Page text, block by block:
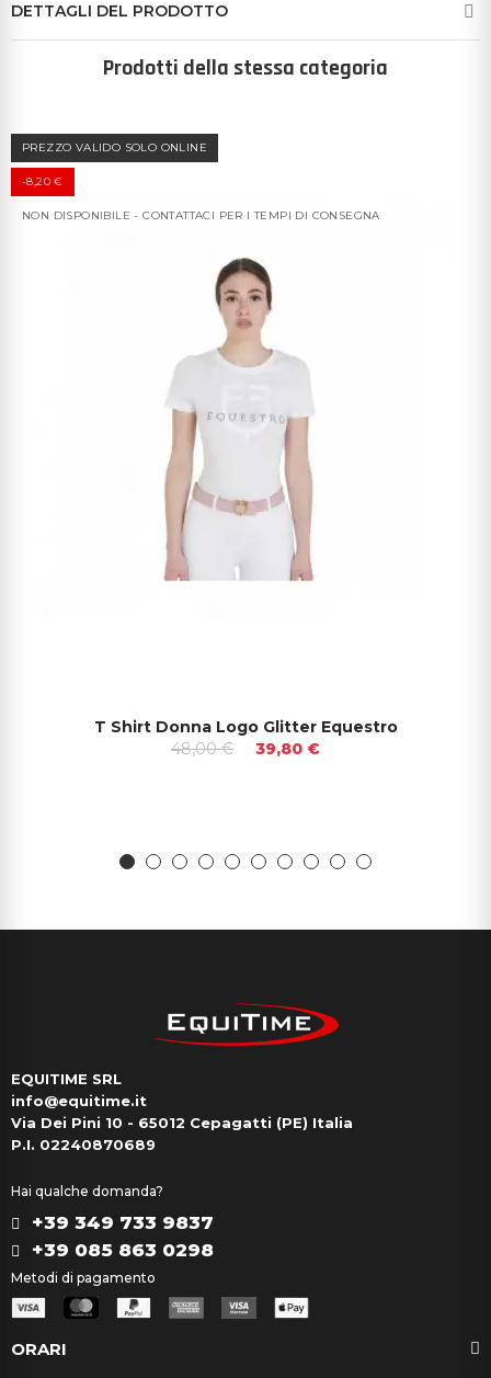
DETTAGLI DEL PRODOTTO
Prodotti della stessa categoria
PREZZO VALIDO SOLO ONLINE
-8,20 €
NON DISPONIBILE - CONTATTACI PER I TEMPI DI CONSEGNA
T Shirt Donna Logo Glitter Equestro
48,00 €
39,80 €
EQUITIME SRL
info@equitime.it
Via Dei Pini 10 - 65012 Cepagatti (PE) Italia
P.I. 02240870689
Hai qualche domanda?
+39 349 733 9837
+39 085 863 0298
Metodi di pagamento
ORARI